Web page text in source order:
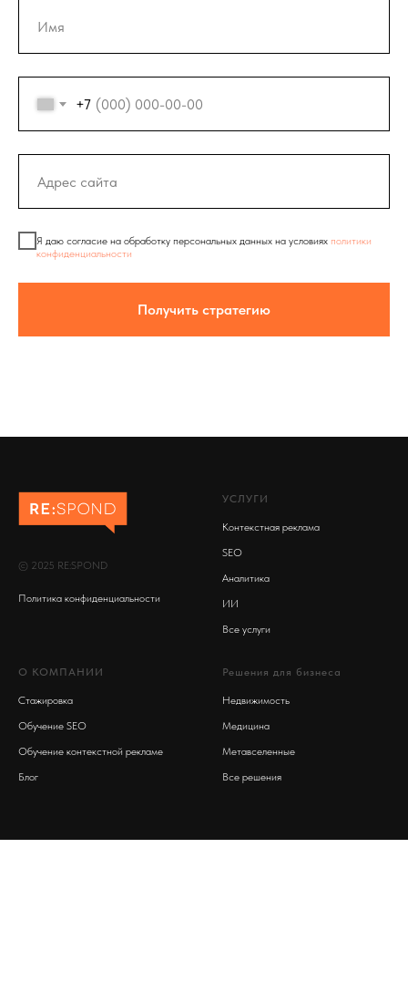
+7
Я даю согласие на обработку персональных данных на условиях политики
конфиденциальности
Получить стратегию
© 2025 RE:SPOND
Политика конфиденциальности
УСЛУГИ
Контекстная реклама
SEO
Аналитика
ИИ
Все услуги
О КОМПАНИИ
Стажировка
Обучение SEO
Обучение контекстной рекламе
Блог
Решения для бизнеса
Недвижимость
Медицина
Метавселенные
Все решения